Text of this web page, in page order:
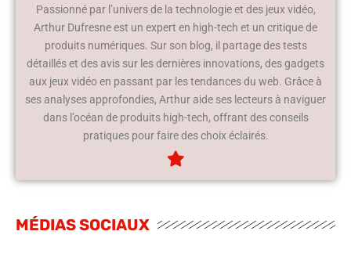
Passionné par l’univers de la technologie et des jeux vidéo,
Arthur Dufresne est un expert en high-tech et un critique de
produits numériques. Sur son blog, il partage des tests
détaillés et des avis sur les dernières innovations, des gadgets
aux jeux vidéo en passant par les tendances du web. Grâce à
ses analyses approfondies, Arthur aide ses lecteurs à naviguer
dans l’océan de produits high-tech, offrant des conseils
pratiques pour faire des choix éclairés.
MÉDIAS SOCIAUX